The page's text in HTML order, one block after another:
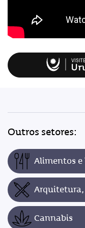
Outros setores:
Alimentos e
Arquitetura,
Cannabis